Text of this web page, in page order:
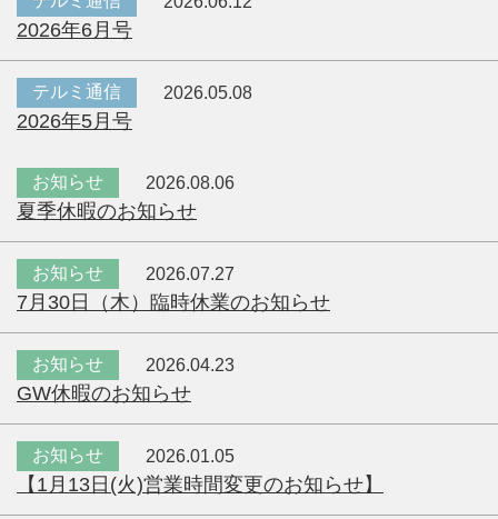
2026年6月号
テルミ通信 2026.05.08
2026年5月号
お知らせ 2026.08.06
夏季休暇のお知らせ
お知らせ 2026.07.27
7月30日（木）臨時休業のお知らせ
お知らせ 2026.04.23
GW休暇のお知らせ
お知らせ 2026.01.05
【1月13日(火)営業時間変更のお知らせ】